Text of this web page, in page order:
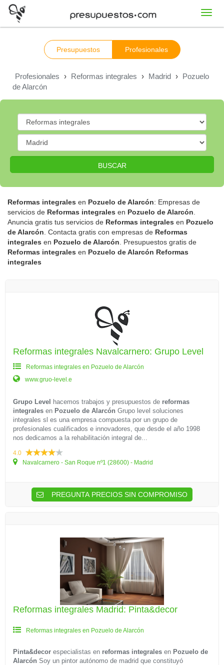
Presupuestos Profesionales
Profesionales › Reformas integrales › Madrid › Pozuelo
de Alarcón
BUSCAR
Reformas integrales en Pozuelo de Alarcón: Empresas de
servicios de Reformas integrales en Pozuelo de Alarcón
Anuncia gratis tus servicios de Reformas integrales en Pozuelo
de Alarcón . Contacta gratis con empresas de Reformas
integrales en Pozuelo de Alarcón . Presupuestos gratis de
Reformas integrales en Pozuelo de Alarcón Reformas
integrales
Reformas integrales Navalcarnero: Grupo Level
Reformas integrales en Pozuelo de Alarcón
www.gruo-level.e
Grupo Level hacemos trabajos y presupuestos de reformas
integrales en Pozuelo de Alarcón Grupo level soluciones
integrales sl es una empresa compuesta por un grupo de
profesionales cualificados e innovadores, que desde el año 1998
nos dedicamos a la rehabilitación integral de...
4.0
Navalcarnero - San Roque nº1 (28600) - Madrid
PREGUNTA PRECIOS SIN COMPROMISO
Reformas integrales Madrid: Pinta&decor
Reformas integrales en Pozuelo de Alarcón
Pinta&decor especialistas en reformas integrales en Pozuelo de
Alarcón Soy un pintor autónomo de madrid que constituyó